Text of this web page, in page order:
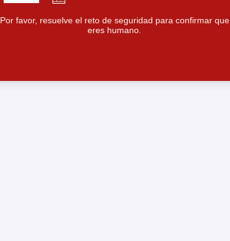
Por favor, resuelve el reto de seguridad para confirmar que
eres humano.